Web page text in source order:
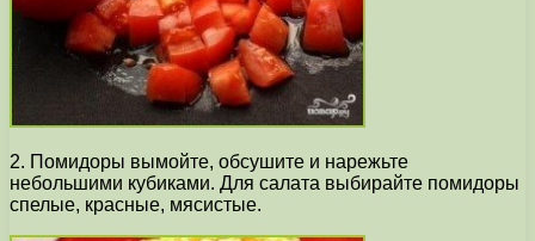
2. Помидоры вымойте, обсушите и нарежьте
небольшими кубиками. Для салата выбирайте помидоры
спелые, красные, мясистые.